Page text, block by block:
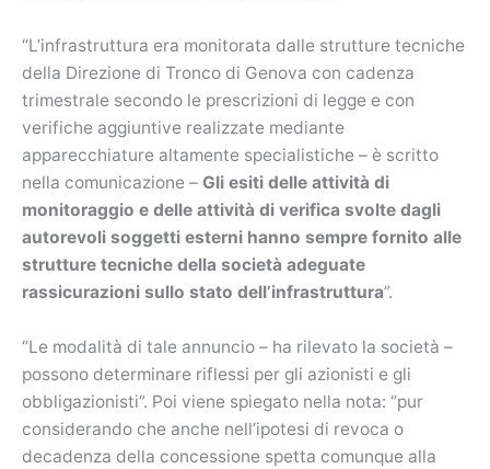
“L’infrastruttura era monitorata dalle strutture tecniche
della Direzione di Tronco di Genova con cadenza
trimestrale secondo le prescrizioni di legge e con
verifiche aggiuntive realizzate mediante
apparecchiature altamente specialistiche – è scritto
nella comunicazione – Gli esiti delle attività di
monitoraggio e delle attività di verifica svolte dagli
autorevoli soggetti esterni hanno sempre fornito alle
strutture tecniche della società adeguate
rassicurazioni sullo stato dell’infrastruttura”.
“Le modalità di tale annuncio – ha rilevato la società –
possono determinare riflessi per gli azionisti e gli
obbligazionisti”. Poi viene spiegato nella nota: “pur
considerando che anche nell’ipotesi di revoca o
decadenza della concessione spetta comunque alla